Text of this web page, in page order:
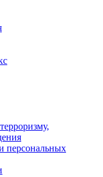
персональных